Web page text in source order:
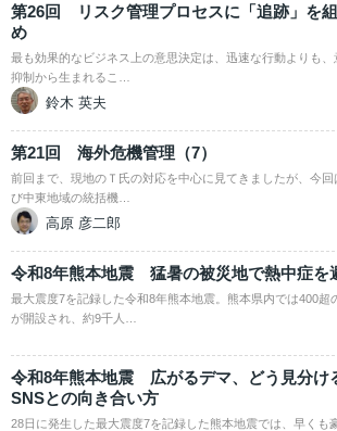
第26回 リスク管理プロセスに「追跡」を
め
最も効果的なビジネス上の意思決定は、迅速な行動よりも、
抑制から生まれるこ…
鈴木 英夫
第21回 海外危機管理（7）
前回まで、現地のＴ氏の対応を中心に見てきましたが、今回
び中東地域の統括機…
高原 彦二郎
令和8年熊本地震 猛暑の被災地で熱中症を
最大震度7を記録した令和8年熊本地震。熊本県内では400超
が開設され、約9千人…
令和8年熊本地震 広がるデマ、どう見分け
SNSとの向き合い方
28日に発生した最大震度7を記録した熊本地震では、早くも